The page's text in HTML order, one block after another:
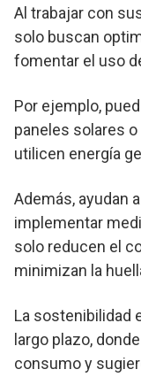
Al trabajar con
solo buscan
fomentar el uso
Por ejemplo,
paneles solares
utilicen energía
Además, ayudan
implementar
solo reducen el
minimizan la
La sostenibilidad
largo plazo,
consumo y